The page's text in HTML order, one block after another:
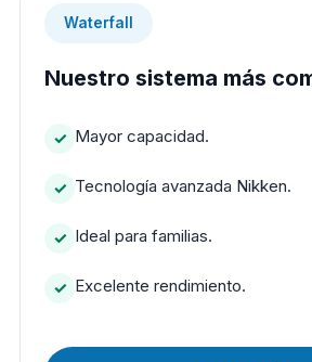
Waterfall
Nuestro sistema más
Mayor capacidad.
Tecnología avanzada Nikken.
Ideal para familias.
Excelente rendimiento.